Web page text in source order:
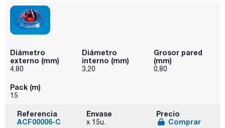
Diámetro
externo (mm)
4,80
Diámetro
interno (mm)
3,20
Grosor pared
(mm)
0,80
Pack (m)
15
Referencia
ACF00006-C
Envase
x 15u.
Precio
Comprar